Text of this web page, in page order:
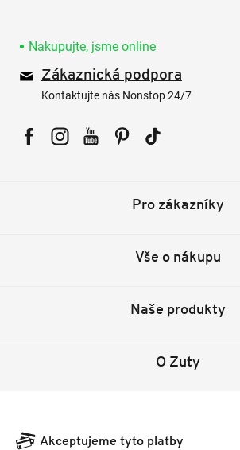
Nakupujte, jsme online
Zákaznická podpora
Kontaktujte nás Nonstop 24/7
Pro zákazníky
Vše o nákupu
Naše produkty
O Zuty
Akceptujeme tyto platby